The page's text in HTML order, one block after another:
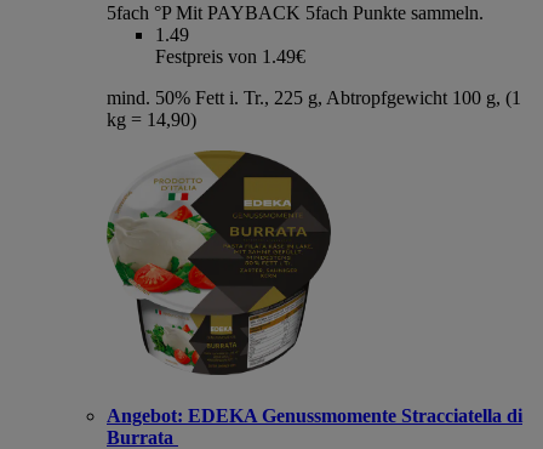
5fach °P Mit PAYBACK 5fach Punkte sammeln.
1.49
Festpreis von 1.49€
mind. 50% Fett i. Tr., 225 g, Abtropfgewicht 100 g, (1
kg = 14,90)
Angebot: EDEKA Genussmomente Stracciatella di
Burrata